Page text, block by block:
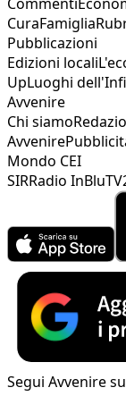
CuraFamiglia
Pubblicazioni
Edizioni locali
UpLuoghi
Avvenire
Chi siamo
Avvenire
Mondo CEI
SIRRadio InBlu
Segui Avvenire su